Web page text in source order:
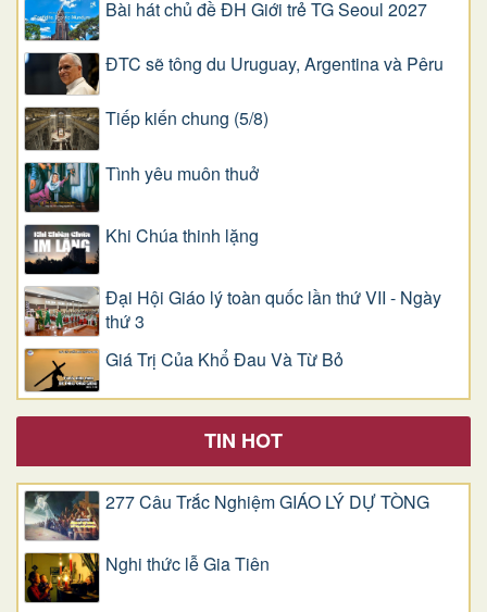
Bài hát chủ đề ĐH Giới trẻ TG Seoul 2027
ĐTC sẽ tông du Uruguay, Argentina và Pêru
Tiếp kiến chung (5/8)
Tình yêu muôn thuở
Khi Chúa thinh lặng
Đại Hội Giáo lý toàn quốc lần thứ VII - Ngày
thứ 3
Giá Trị Của Khổ Ðau Và Từ Bỏ
TIN HOT
277 Câu Trắc Nghiệm GIÁO LÝ DỰ TÒNG
Nghi thức lễ Gia Tiên